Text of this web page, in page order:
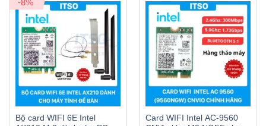
Bộ card WIFI 6E Intel
Card WIFI Intel AC-9560